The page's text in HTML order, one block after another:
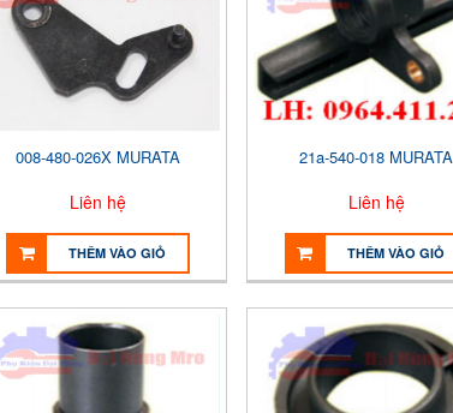
008-480-026X MURATA
Liên hệ
THÊM VÀO GIỎ
21a-540-018 MURATA
Liên hệ
THÊM VÀO GIỎ